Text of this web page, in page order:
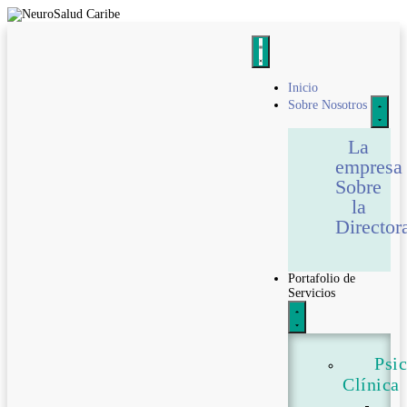
Inicio
Sobre Nosotros
La
empresa
Sobre
la
Portafolio de
Servicios
Clínica